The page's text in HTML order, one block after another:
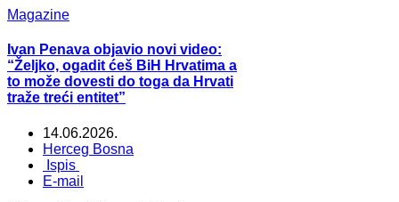
Magazine
Ivan Penava objavio novi video:
“Željko, ogadit ćeš BiH Hrvatima a
to može dovesti do toga da Hrvati
traže treći entitet”
14.06.2026.
Herceg Bosna
Ispis
E-mail